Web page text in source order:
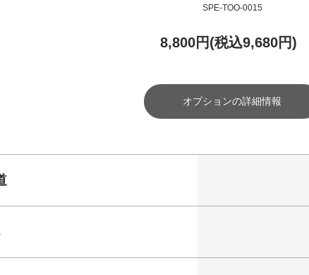
SPE-TOO-0015
8,800円(税込9,680円)
オプションの詳細情報